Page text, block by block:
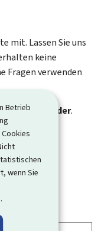
Betrieb
wenn Sie
mit. Lassen Sie uns
keine
Fragen verwenden
Pflichtfelder.
haben?